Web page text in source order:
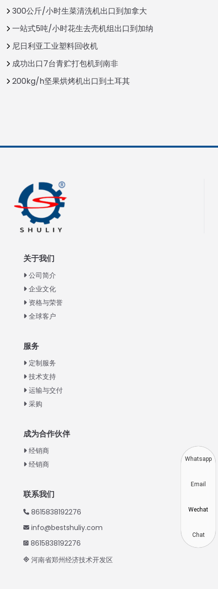
300公斤/小时生菜清洗机出口到加拿大
一站式5吨/小时花生去壳机组出口到加纳
尼日利亚工业塑料回收机
成功出口7台青贮打包机到南非
200kg/h坚果烘烤机出口到土耳其
关于我们
公司简介
企业文化
资格与荣誉
全球客户
服务
定制服务
技术支持
运输与交付
采购
成为合作伙伴
经销商
经销商
联系我们
8615838192276
info@bestshuliy.com
8615838192276
河南省郑州经济技术开发区
Vietnamese
Thai
Turkish
Swahili
Urdu
Greek
Whatsapp
Email
Wechat
Chat